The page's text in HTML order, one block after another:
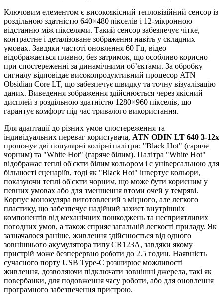
Ключовим елементом є високоякісний тепловізійний сенсор із
роздільною здатністю 640×480 пікселів і 12-мікронною
відстанню між пікселями. Такий сенсор забезпечує чітке,
контрастне і деталізоване зображення навіть у складних
умовах. Завдяки частоті оновлення 60 Гц, відео
відображається плавно, без затримок, що особливо корисно
при спостереженні за динамічними об’єктами. За обробку
сигналу відповідає високопродуктивний процесор ATN
Obsidian Core LT, що забезпечує швидку та точну візуалізацію
даних. Виведення зображення здійснюється через якісний
дисплей з роздільною здатністю 1280×960 пікселів, що
гарантує комфорт під час тривалого використання.
Для адаптації до різних умов спостереження та
індивідуальних переваг користувача, ATN ODIN LT 640 3-12x
пропонує дві популярні колірні палітри: "Black Hot" (гаряче
чорним) та "White Hot" (гаряче білим). Палітра "White Hot"
відображає теплі об'єкти білим кольором і є універсальною для
більшості сценаріїв, тоді як "Black Hot" інвертує кольори,
показуючи теплі об'єкти чорним, що може бути корисним у
певних умовах або для зменшення втоми очей у темряві.
Корпус монокуляра виготовлений з міцного, але легкого
пластику, що забезпечує надійний захист внутрішніх
компонентів від механічних пошкоджень та несприятливих
погодних умов, а також сприяє загальній легкості приладу. Як
зазначалося раніше, живлення здійснюється від одного
зовнішнього акумулятора типу CR123A, завдяки якому
пристрій може безперервно роботи до 2.5 годин. Наявність
сучасного порту USB Type-C розширює можливості
живлення, дозволяючи підключати зовнішні джерела, такі як
повербанки, для подовження часу роботи, або для оновлення
програмного забезпечення пристрою.